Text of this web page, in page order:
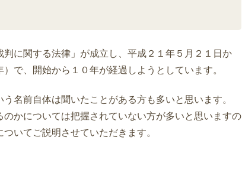
に関する法律」が成立し、平成２１年５月２１日か
で、開始から１０年が経過しようとしています。
名前自体は聞いたことがある方も多いと思います。
かについては把握されていない方が多いと思いますの
いてご説明させていただきます。